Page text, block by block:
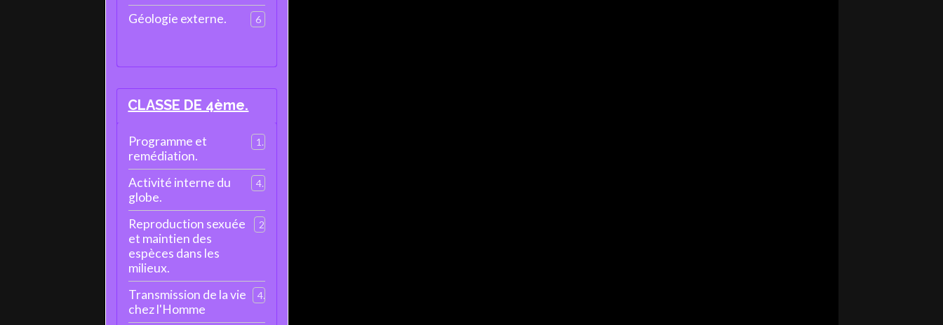
Géologie externe. 6
CLASSE DE 4ème.
Programme et
remédiation.
1
Activité interne du
globe.
4
Reproduction sexuée
et maintien des
espèces dans les
milieux.
Transmission de la vie
chez l'Homme
4